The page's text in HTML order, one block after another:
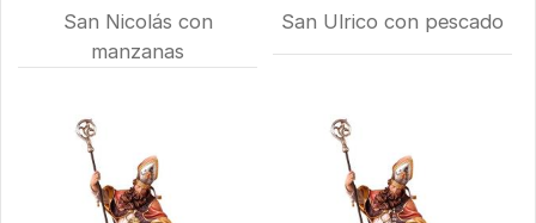
San Nicolás con
manzanas
San Ulrico con pescado